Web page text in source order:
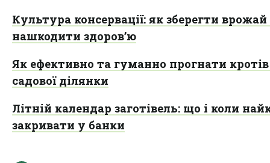
Культура консервації: як зберегти врожай
нашкодити здоров’ю
Як ефективно та гуманно прогнати кротів
садової ділянки
Літній календар заготівель: що і коли
закривати у банки